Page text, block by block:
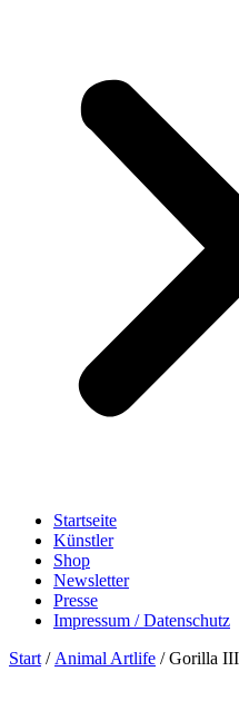
Startseite
Künstler
Shop
Newsletter
Presse
Impressum / Datenschutz
Start / Animal Artlife / Gorilla III